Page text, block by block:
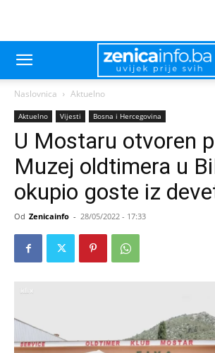
Naslovnica Aktuelno
Aktuelno Vijesti Bosna i Hercegovina
U Mostaru otvoren
Muzej oldtimera u
okupio goste iz
Od Zenicainfo - 28/05/2022 - 17:33